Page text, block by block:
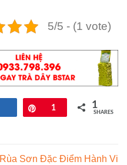
5/5 - (1 vote)
Pin
1 1
SHARES
Rùa Sơn Đặc Điểm Hành Vi